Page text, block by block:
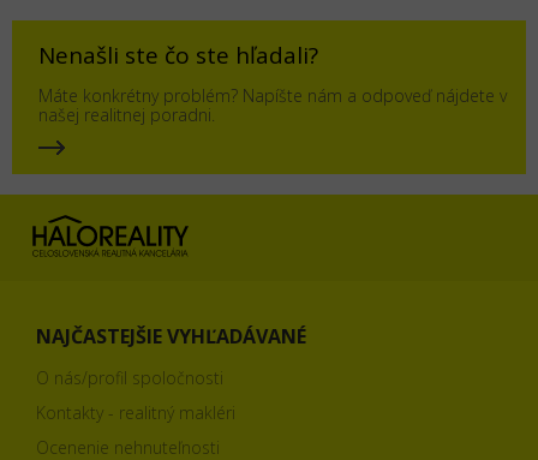
Nenašli ste čo ste hľadali?
Máte konkrétny problém? Napíšte nám a odpoveď nájdete v
našej realitnej poradni.
NAJČASTEJŠIE VYHĽADÁVANÉ
O nás/profil spoločnosti
Kontakty - realitný makléri
Ocenenie nehnuteľnosti